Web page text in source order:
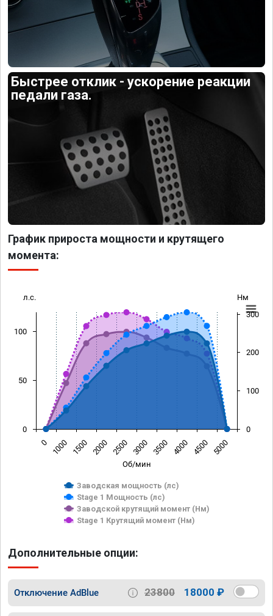
Быстрее отклик - ускорение реакции
педали газа.
График прироста мощности и крутящего
момента:
Об/мин
л.с. Нм
Заводская мощность (лс)
Stage 1 Мощность (лс)
Заводской крутящий момент (Нм)
Stage 1 Крутящий момент (Нм)
0 1000 1500 2000 2500 3000 3500 4000 4500 5000
0
50
100
0
100
200
300
Дополнительные опции:
Отключение AdBlue 23800 18000 ₽